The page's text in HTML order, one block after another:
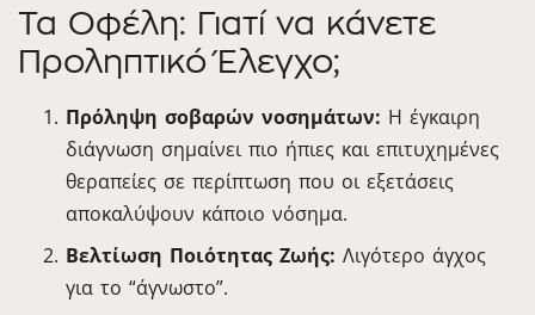
Τα Οφέλη: Γιατί να κάνετε
Προληπτικό Έλεγχο;
Πρόληψη σοβαρών νοσημάτων: Η έγκαιρη
διάγνωση σημαίνει πιο ήπιες και επιτυχημένες
θεραπείες σε περίπτωση που οι εξετάσεις
αποκαλύψουν κάποιο νόσημα.
Βελτίωση Ποιότητας Ζωής: Λιγότερο άγχος
για το “άγνωστο”.